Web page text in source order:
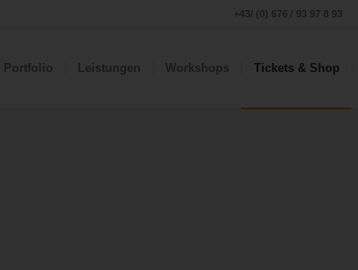
+43/ (0) 676 / 93 97 8 93
Portfolio Leistungen Workshops Tickets & Shop